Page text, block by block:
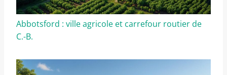
Abbotsford : ville agricole et carrefour routier de
C.-B.